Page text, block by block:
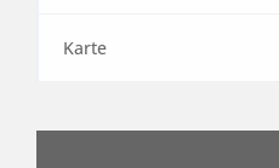
Karte